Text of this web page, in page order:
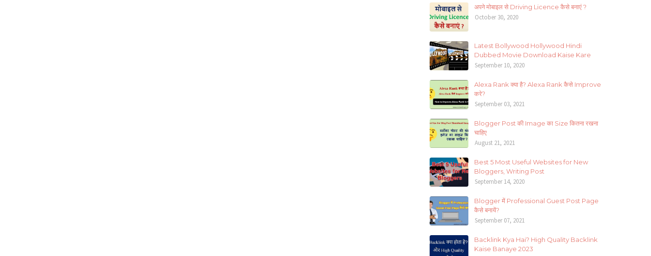
अपने मोबाइल से Driving Licence कैसे बनाएं ?
October 30, 2020
Latest Bollywood Hollywood Hindi
Dubbed Movie Download Kaise Kare
September 10, 2020
Alexa Rank क्या है? Alexa Rank कैसे Improve
करे?
September 03, 2021
Blogger Post की Image का Size कितना रखना
चाहिए
August 21, 2021
Best 5 Most Useful Websites for New
Bloggers, Writing Post
September 14, 2020
Blogger में Professional Guest Post Page
कैसे बनायें?
September 07, 2021
Backlink Kya Hai? High Quality Backlink
Kaise Banaye 2023